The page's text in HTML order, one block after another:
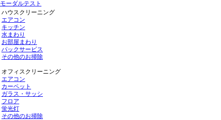
モーダルテスト
ハウスクリーニング
エアコン
キッチン
水まわり
お部屋まわり
パックサービス
その他のお掃除
オフィスクリーニング
エアコン
カーペット
ガラス・サッシ
フロア
蛍光灯
その他のお掃除